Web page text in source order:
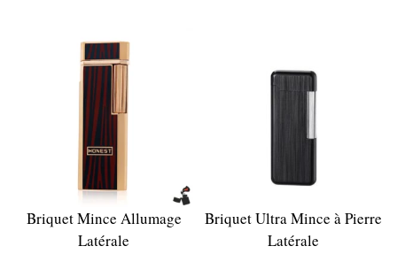
Briquet Mince Allumage
Latérale
Briquet Ultra Mince à Pierre
Latérale